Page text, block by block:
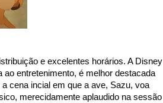
e excelentes horários. A Disney
entretenimento, é melhor destacada
cena incial em que a ave, Sazu, voa
merecidamente aplaudido na sessão